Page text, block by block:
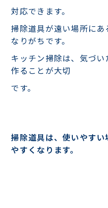
対応できます。
掃除道具が遠い場所に
なりがちです。
キッチン掃除は、気づ
作ることが大切
です。
掃除道具は、使いやす
やすくなります。